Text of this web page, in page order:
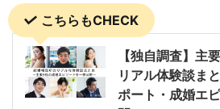
こちらもCHECK
【独自調査】主
リアル体験談ま
ポート・成婚エ